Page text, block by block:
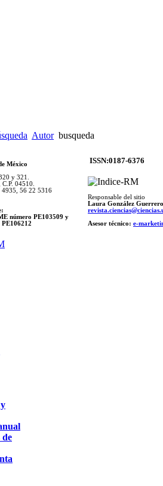
Autor busqueda
México
y 321.
04510.
56 22 5316
número PE103509 y
ISSN:0187-6376
Responsable del sitio
Laura González Guerrero
Asesor técnico: e-
de